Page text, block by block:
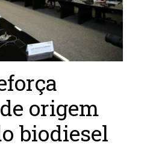
origem
biodiesel